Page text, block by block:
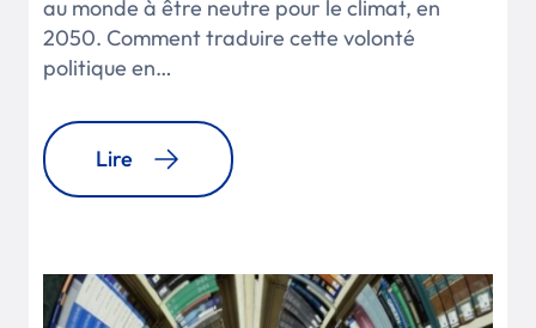
au monde à être neutre pour le climat, en
2050. Comment traduire cette volonté
politique en…
Lire